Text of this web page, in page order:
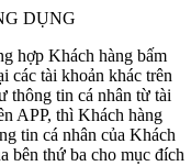
DỤNG
hợp Khách hàng bấm
các tài khoản khác trên
thông tin cá nhân từ tài
APP, thì Khách hàng
tin cá nhân của Khách
bên thứ ba cho mục đích